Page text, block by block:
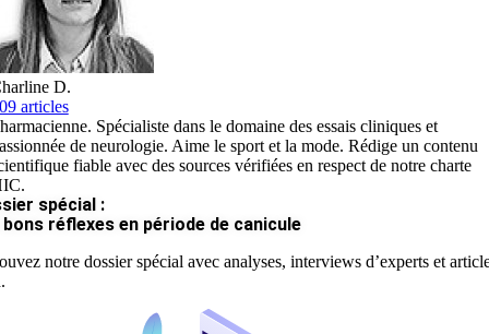
D.
articles
Spécialiste dans le domaine des essais cliniques et
de neurologie. Aime le sport et la mode. Rédige un contenu
fiable avec des sources vérifiées en respect de notre charte
spécial :
bons réflexes en période de canicule
notre dossier spécial avec analyses, interviews d’experts et